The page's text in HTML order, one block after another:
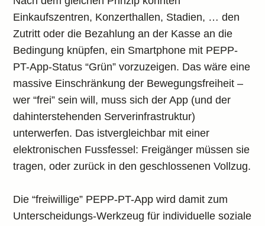
Einkaufszentren, Konzerthallen, Stadien, … den
Zutritt oder die Bezahlung an der Kasse an die
Bedingung knüpfen, ein Smartphone mit PEPP-
PT-App-Status “Grün” vorzuzeigen. Das wäre eine
massive Einschränkung der Bewegungsfreiheit –
wer “frei” sein will, muss sich der App (und der
dahinterstehenden Serverinfrastruktur)
unterwerfen. Das istvergleichbar mit einer
elektronischen Fussfessel: Freigänger müssen sie
tragen, oder zurück in den geschlossenen Vollzug.
Die “freiwillige” PEPP-PT-App wird damit zum
Unterscheidungs-Werkzeug für individuelle soziale